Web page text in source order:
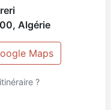
, Algérie
Maps
?